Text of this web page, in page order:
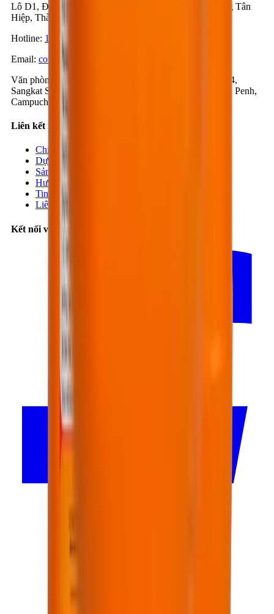
Lô D1, Đường D1 & N3, KCN Nam Tân Uyên, Phường Tân
Hiệp, Thành phố Hồ Chí Minh, Việt Nam
Hotline: 1900-57-1234
Email: contact@bestmix.vn
Văn phòng Campuchia
Số 1K, Đường 371, Phum Trea 4,
Sangkat Steung Mean Chey 3, Khan Mean Chey, Phnom Penh,
Campuchia
Liên kết nhanh
Chi nhánh
Dự án
Sản phẩm
Hướng dẫn
Tin tức
Liên hệ
Kết nối với chúng tôi